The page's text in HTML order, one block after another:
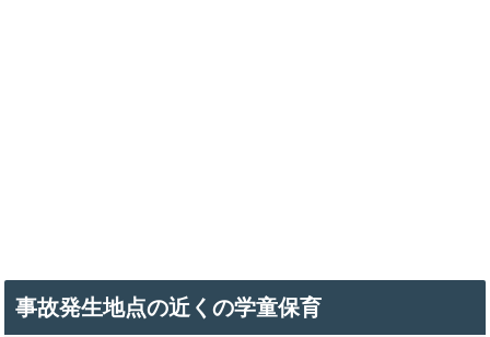
事故発生地点の近くの学童保育